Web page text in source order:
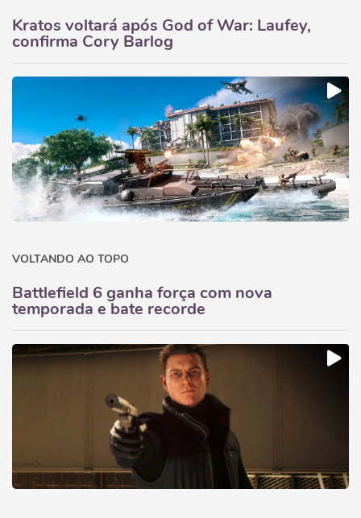
Kratos voltará após God of War: Laufey,
confirma Cory Barlog
VOLTANDO AO TOPO
Battlefield 6 ganha força com nova
temporada e bate recorde